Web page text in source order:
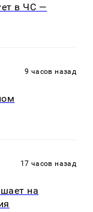
в ЧС —
9 часов назад
17 часов назад
на